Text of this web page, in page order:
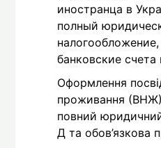
иностранца в
полный
банковские
Оформлення
проживання (ВНЖ)
повний юридичний
Д та обов’язкова